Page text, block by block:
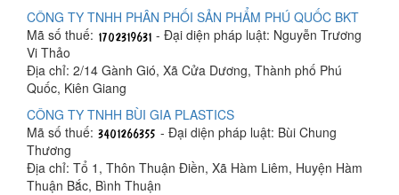
CÔNG TY TNHH PHÂN PHỐI SẢN PHẨM PHÚ QUỐC BKT
Mã số thuế:
- Đại diện pháp luật: Nguyễn Trương
Vi Thảo
Địa chỉ: 2/14 Gành Gió, Xã Cửa Dương, Thành phố Phú
Quốc, Kiên Giang
CÔNG TY TNHH BÙI GIA PLASTICS
Mã số thuế:
- Đại diện pháp luật: Bùi Chung
Thương
Địa chỉ: Tổ 1, Thôn Thuận Điền, Xã Hàm Liêm, Huyện Hàm
Thuận Bắc, Bình Thuận